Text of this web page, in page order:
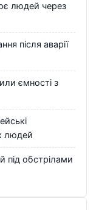
людей через
після аварії
ємності з
людей
під обстрілами